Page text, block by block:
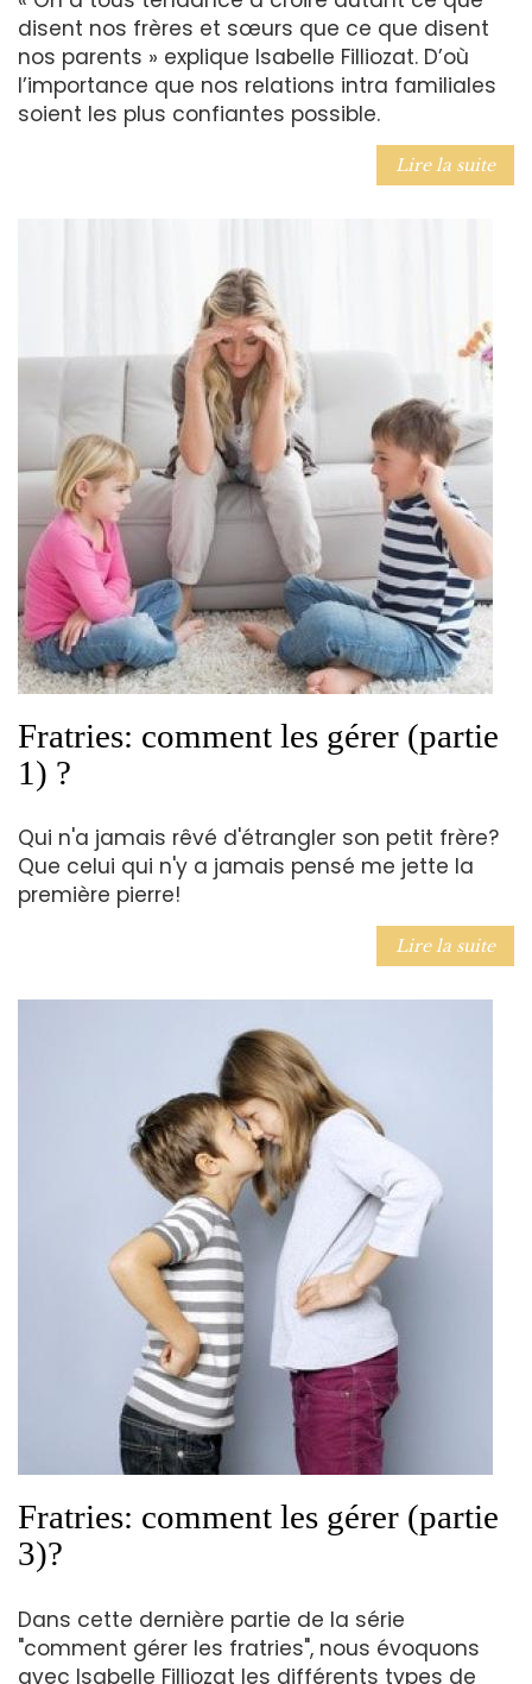
disent nos frères et sœurs que ce que disent
nos parents » explique Isabelle Filliozat. D’où
l’importance que nos relations intra familiales
soient les plus confiantes possible.
Lire la suite
Fratries: comment les gérer (partie
1) ?
Qui n'a jamais rêvé d'étrangler son petit frère?
Que celui qui n'y a jamais pensé me jette la
première pierre!
Lire la suite
Fratries: comment les gérer (partie
3)?
Dans cette dernière partie de la série
"comment gérer les fratries", nous évoquons
avec Isabelle Filliozat les différents types de